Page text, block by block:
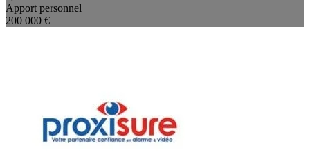
Apport personnel
200 000 €